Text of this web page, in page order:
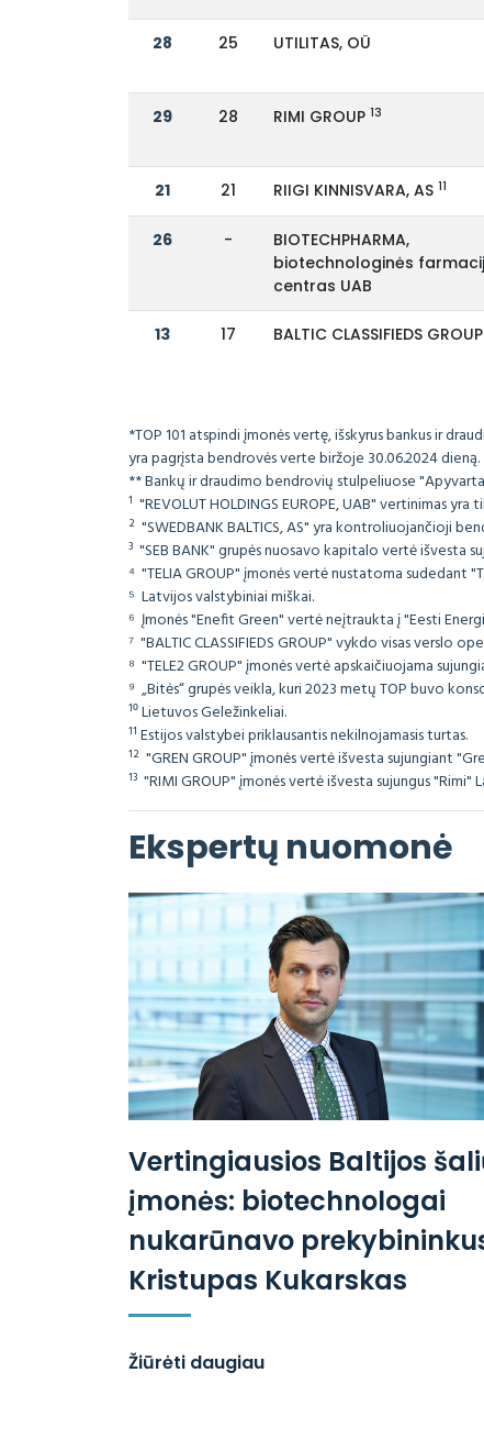
28 25 UTILITAS, OÜ
29 28 RIMI GROUP 13
21 21 RIIGI KINNISVARA, AS 11
26 -
BIOTECHPHARMA,
biotechnologinės
centras UAB
13 17 BALTIC CLASSIFIEDS GROUP
*TOP 101 atspindi įmonės vertę, išskyrus bankus ir
yra pagrįsta bendrovės verte biržoje 30.06.2024 dieną.
** Bankų ir draudimo bendrovių stulpeliuose
¹ "REVOLUT HOLDINGS EUROPE, UAB" vertinimas
² "SWEDBANK BALTICS, AS" yra kontroliuojančioji
³ "SEB BANK" grupės nuosavo kapitalo vertė išvesta
⁴ "TELIA GROUP" įmonės vertė nustatoma sudedant
⁵ Latvijos valstybiniai miškai.
⁶ Įmonės "Enefit Green" vertė neįtraukta į "Eesti
⁷ "BALTIC CLASSIFIEDS GROUP" vykdo visas
⁸ "TELE2 GROUP" įmonės vertė apskaičiuojama
⁹ „Bitės“ grupės veikla, kuri 2023 metų TOP buvo
¹⁰ Lietuvos Geležinkeliai.
¹¹ Estijos valstybei priklausantis nekilnojamasis turtas.
¹² "GREN GROUP" įmonės vertė išvesta sujungiant
¹³ "RIMI GROUP" įmonės vertė išvesta sujungus
Ekspertų nuomonė
Vertingiausios Baltijos
įmonės: biotechnologai
nukarūnavo prekybininkus
Kristupas Kukarskas
Žiūrėti daugiau